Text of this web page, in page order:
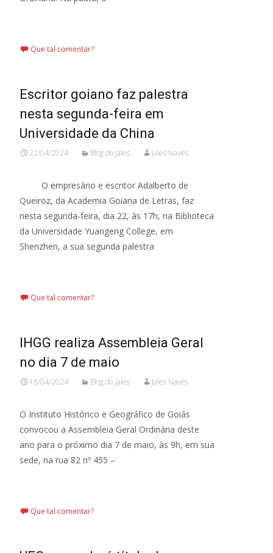
Que tal comentar?
Escritor goiano faz palestra
nesta segunda-feira em
Universidade da China
22/04/2024 Blog do Jales Jales Naves
O empresário e escritor Adalberto de
Queiroz, da Academia Goiana de Letras, faz
nesta segunda-feira, dia 22, às 17h, na Biblioteca
da Universidade Yuangeng College, em
Shenzhen, a sua segunda palestra
Que tal comentar?
IHGG realiza Assembleia Geral
no dia 7 de maio
18/04/2024 Blog do Jales Jales Naves
O Instituto Histórico e Geográfico de Goiás
convocou a Assembleia Geral Ordinária deste
ano para o próximo dia 7 de maio, às 9h, em sua
sede, na rua 82 nº 455 –
Que tal comentar?